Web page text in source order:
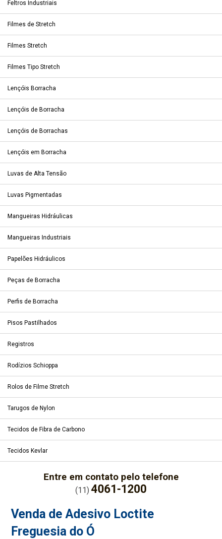
Feltros Industriais
Filmes de Stretch
Filmes Stretch
Filmes Tipo Stretch
Lençóis Borracha
Lençóis de Borracha
Lençóis de Borrachas
Lençóis em Borracha
Luvas de Alta Tensão
Luvas Pigmentadas
Mangueiras Hidráulicas
Mangueiras Industriais
Papelões Hidráulicos
Peças de Borracha
Perfis de Borracha
Pisos Pastilhados
Registros
Rodízios Schioppa
Rolos de Filme Stretch
Tarugos de Nylon
Tecidos de Fibra de Carbono
Tecidos Kevlar
Entre em contato pelo telefone
(11) 4061-1200
Venda de Adesivo Loctite
Freguesia do Ó